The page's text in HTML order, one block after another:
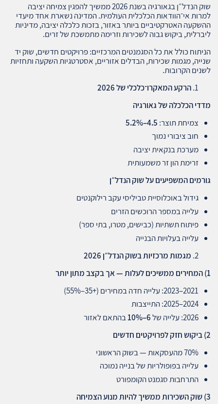
שוק הנדל״ן בגאורגיה בשנת 2026 ממשיך להפגין צמיחה יציבה
למרות אי־הוודאות הכלכלית העולמית. המדינה נשארת אחד מיעדי
ההשקעה האטרקטיביים ביותר באזור, בזכות כלכלה יציבה, מדיניות
ליברלית, ביקוש גבוה לשכירות וזרימה מתמשכת של זרים.
הניתוח כולל את כל הסגמנטים המרכזיים: פרויקטים חדשים, שוק יד
שנייה, מגמות שכירות, הבדלים אזוריים, אסטרטגיות השקעה ותחזיות
לשנים הקרובות.
הרקע המאקרו־כלכלי של 2026
מדדי הכלכלה של גאורגיה
צמיחת תוצר: 4.5–5.2%
חוב ציבורי נמוך
מערכת בנקאית יציבה
זרימת הון זר משמעותית
גורמים המשפיעים על שוק הנדל״ן
גידול באוכלוסיית טביליסי עקב רילוקנטים
עלייה במספר הרוכשים הזרים
פיתוח תשתיות (כבישים, מטרו, בתי ספר)
עלייה בעלויות הבנייה
מגמות מרכזיות בשוק הנדל״ן 2026
1) המחירים ממשיכים לעלות — אך בקצב מתון יותר
2021–2023: עלייה חדה במחירים (+35–55%)
2024–2025: התייצבות
2026: עלייה של
6–10%
בהתאם לאזור
2) ביקוש חזק לפרויקטים חדשים
70% מהעסקאות — בשוק הראשוני
עלייה בפופולריות של בנייה נמוכה
התרחבות סגמנט הקומפורט
3) שוק השכירות ממשיך להיות מנוע הצמיחה